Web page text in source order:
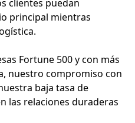
clientes puedan
principal mientras
Fortune 500 y con más
nuestro compromiso con
baja tasa de
las relaciones duraderas